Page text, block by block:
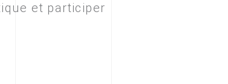
et participer